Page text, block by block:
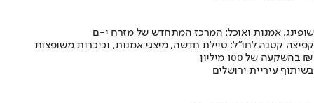
שופינג, אמנות ואוכל: המרכז המתחדש של מזרח י-ם
קפיצה קטנה לחו"ל: טיילת חדשה, מיצגי אמנות, וכיכרות משופצות
בהשקעה של 100 מיליון ₪
בשיתוף עיריית ירושלים